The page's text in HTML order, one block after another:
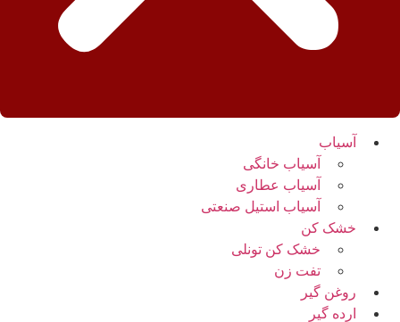
آسیاب
آسیاب خانگی
آسیاب عطاری
آسیاب استیل صنعتی
خشک کن
خشک کن تونلی
تفت زن
روغن گیر
ارده گیر